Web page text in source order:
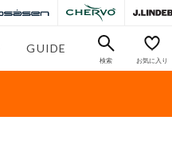
GUIDE
検索 お気に入り